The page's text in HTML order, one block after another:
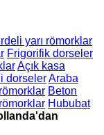
yarı römorklar
Frigorifik dorseler
Açık kasa
dorselerAraba
römorklar Beton
Hububat